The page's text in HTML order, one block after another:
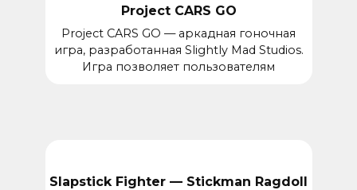
Project CARS GO
Project CARS GO — аркадная гоночная
игра, разработанная Slightly Mad Studios.
Игра позволяет пользователям
Slapstick Fighter — Stickman Ragdoll